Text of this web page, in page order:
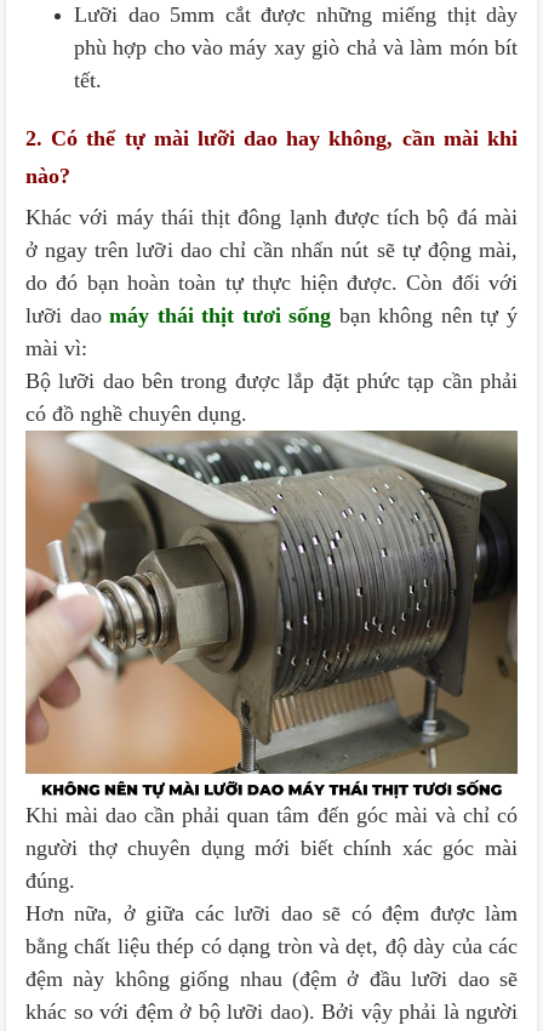
Lưỡi dao 5mm cắt được những miếng thịt dày
phù hợp cho vào máy xay giò chả và làm món bít
tết.
2. Có thể tự mài lưỡi dao hay không, cần mài khi
nào?
Khác với máy thái thịt đông lạnh được tích bộ đá mài
ở ngay trên lưỡi dao chỉ cần nhấn nút sẽ tự động mài,
do đó bạn hoàn toàn tự thực hiện được. Còn đối với
lưỡi daomáy thái thịt tươi sống bạn không nên tự ý
mài vì:
Bộ lưỡi dao bên trong được lắp đặt phức tạp cần phải
có đồ nghề chuyên dụng.
Khi mài dao cần phải quan tâm đến góc mài và chỉ có
người thợ chuyên dụng mới biết chính xác góc mài
đúng.
Hơn nữa, ở giữa các lưỡi dao sẽ có đệm được làm
bằng chất liệu thép có dạng tròn và dẹt, độ dày của các
đệm này không giống nhau (đệm ở đầu lưỡi dao sẽ
khác so với đệm ở bộ lưỡi dao). Bởi vậy phải là người